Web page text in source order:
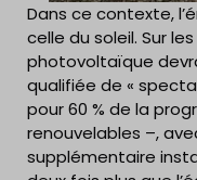
Dans ce contexte,
celle du soleil. Sur
photovoltaïque
qualifiée de «
pour 60 % de la
renouvelables –,
supplémentaire